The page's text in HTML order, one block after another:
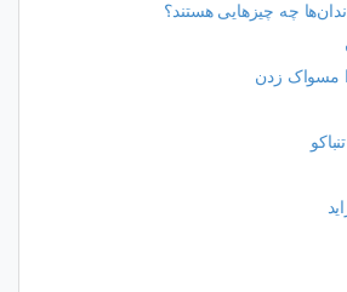
چه چیزهایی هستند؟
مسواک زدن